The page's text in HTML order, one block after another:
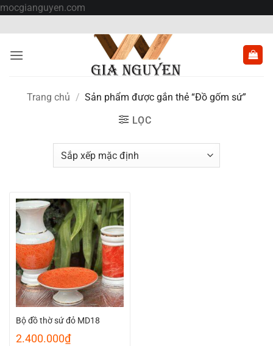
mocgianguyen.com
nội
dung
Trang chủ / Sản phẩm được gắn thẻ “Đồ gốm sứ”
LỌC
Bộ đồ thờ sứ đỏ MD18
2.400.000₫